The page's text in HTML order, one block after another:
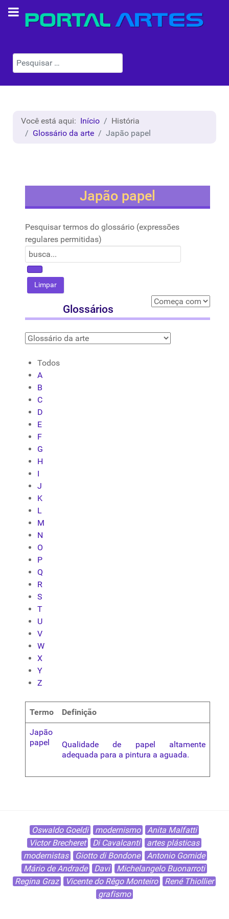
Pesquisar
Você está aqui: Início
História
Glossário da arte
Japão papel
Japão papel
Pesquisar termos do glossário (expressões
regulares permitidas)
Glossários
Todos
A
B
C
D
E
F
G
H
I
J
K
L
M
N
O
P
Q
R
S
T
U
V
W
X
Y
Z
Termo Definição
Japão
papel
Qualidade de papel altamente
adequada para a pintura a aguada.
Oswaldo Goeldi modernismo
Anita Malfatti
Victor Brecheret
Di Cavalcanti
artes plásticas
modernistas
Giotto di Bondone
Antonio Gomide
Mário de Andrade
Davi
Michelangelo Buonarroti
Regina Graz
Vicente do Rêgo Monteiro
René Thiollier
grafismo